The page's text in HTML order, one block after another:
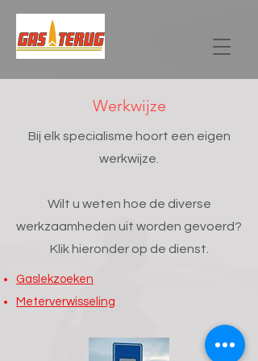
Werkwijze
Bij elk specialisme hoort een eigen
werkwijze.
Wilt u weten hoe de diverse
werkzaamheden uit worden gevoerd?
Klik hieronder op de dienst.
Gaslekzoeken
Meterverwisseling